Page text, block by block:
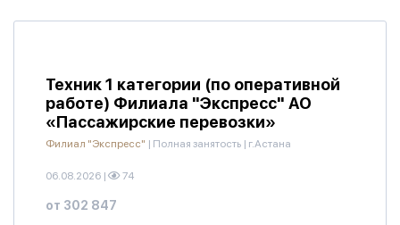
Техник 1 категории (по оперативной
работе) Филиала "Экспресс" АО
«Пассажирские перевозки»
Филиал "Экспресс" | Полная занятость | г.Астана
06.08.2026 | 74
от 302 847